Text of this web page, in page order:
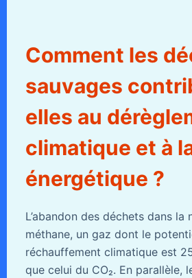
Comment les
sauvages
elles au
climatique et à
énergétique ?
L’abandon des déchets dans la
méthane, un gaz dont le
réchauffement climatique est
que celui du CO₂. En parallèle,